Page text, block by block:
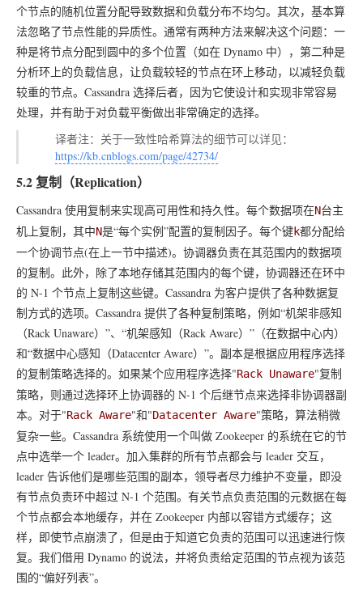
个节点的随机位置分配导致数据和负载分布不均匀。其次，基本算
法忽略了节点性能的异质性。通常有两种方法来解决这个问题：一
种是将节点分配到圆中的多个位置（如在 Dynamo 中），第二种是
分析环上的负载信息，让负载较轻的节点在环上移动，以减轻负载
较重的节点。Cassandra 选择后者，因为它使设计和实现非常容易
处理，并有助于对负载平衡做出非常确定的选择。
译者注：关于一致性哈希算法的细节可以详见：
https://kb.cnblogs.com/page/42734/
5.2 复制（Replication）
Cassandra 使用复制来实现高可用性和持久性。每个数据项在N台主
机上复制，其中N是“每个实例”配置的复制因子。每个键k都分配给
一个协调节点(在上一节中描述)。协调器负责在其范围内的数据项
的复制。此外，除了本地存储其范围内的每个键，协调器还在环中
的 N-1 个节点上复制这些键。Cassandra 为客户提供了各种数据复
制方式的选项。Cassandra 提供了各种复制策略，例如“机架非感知
（Rack Unaware）”、“机架感知（Rack Aware）”（在数据中心内）
和“数据中心感知（Datacenter Aware）”。副本是根据应用程序选择
的复制策略选择的。如果某个应用程序选择"Rack Unaware"复制
策略，则通过选择环上协调器的 N-1 个后继节点来选择非协调器副
本。对于"Rack Aware"和"Datacenter Aware"策略，算法稍微
复杂一些。Cassandra 系统使用一个叫做 Zookeeper 的系统在它的节
点中选举一个 leader。加入集群的所有节点都会与 leader 交互，
leader 告诉他们是哪些范围的副本，领导者尽力维护不变量，即没
有节点负责环中超过 N-1 个范围。有关节点负责范围的元数据在每
个节点都会本地缓存，并在 Zookeeper 内部以容错方式缓存；这
样，即使节点崩溃了，但是由于知道它负责的范围可以迅速进行恢
复。我们借用 Dynamo 的说法，并将负责给定范围的节点视为该范
围的“偏好列表”。